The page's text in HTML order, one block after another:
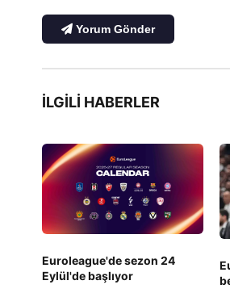
Yorum Gönder
İLGILI HABERLER
Euroleague'de sezon 24
Eylül'de başlıyor